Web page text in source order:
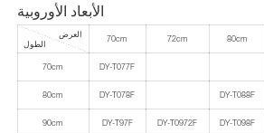
الأبعاد الأوروبية
العرض
الطول
70cm 72cm 80cm
70cm DY-T077F
80cm DY-T078F DY-T088F
90cm DY-T97F DY-T0972F DY-T098F